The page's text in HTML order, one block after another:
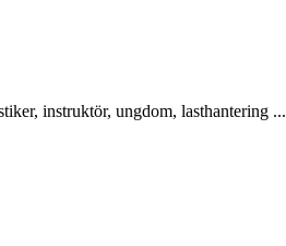
instruktör, ungdom, lasthantering ...